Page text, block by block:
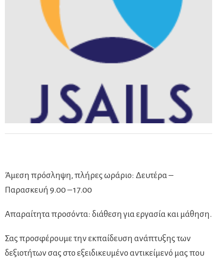
Άμεση πρόσληψη, πλήρες ωράριο: Δευτέρα –
Παρασκευή 9.00 – 17.00
Απαραίτητα προσόντα: διάθεση για εργασία και μάθηση.
Σας προσφέρουμε την εκπαίδευση ανάπτυξης των
δεξιοτήτων σας στο εξειδικευμένο αντικείμενό μας που